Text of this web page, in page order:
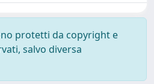
protetti da copyright e
salvo diversa